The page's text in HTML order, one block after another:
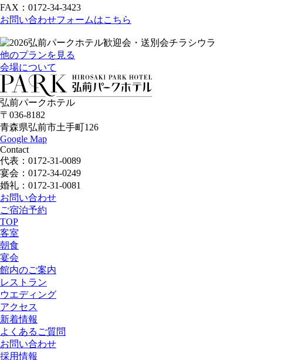
FAX：0172-34-3423
お問い合わせフォームはこちら
他のプランを見る
会場について
弘前パークホテル
〒036-8182
青森県弘前市土手町126
Google Map
Contact
代表： 0172-31-0089
宴会： 0172-34-0249
婚礼： 0172-31-0081
お問い合わせ
ご宿泊予約
TOP
客室
朝食
宴会
館内のご案内
レストラン
ウエディング
アクセス
新着情報
よくあるご質問
お問い合わせ
採用情報